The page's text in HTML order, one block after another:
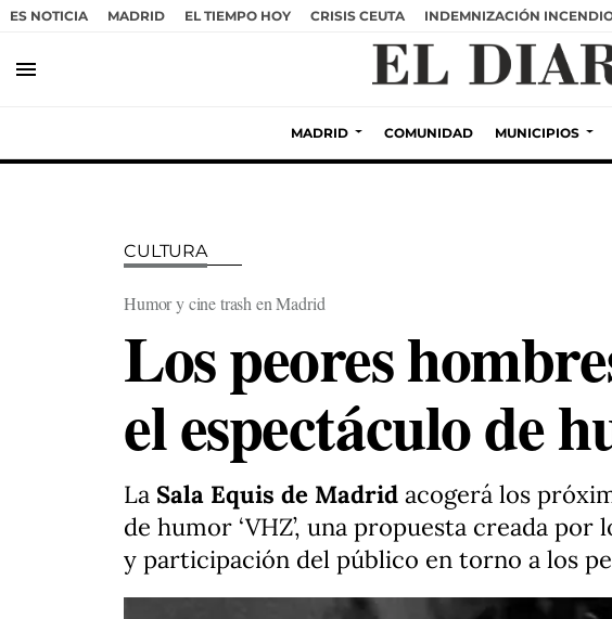
ES NOTICIA MADRID EL TIEMPO HOY CRISIS CEUTA INDEMNIZACIÓN
menu
MADRID COMUNIDAD MUNICIPIOS
CULTURA
Humor y cine trash en Madrid
Los peores
el espectáculo de
La Sala Equis de Madrid acogerá los
de humor ‘VHZ’, una propuesta creada
y participación del público en torno a los